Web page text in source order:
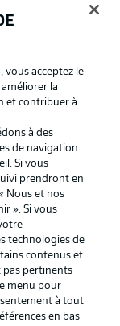
vous acceptez le
la
et contribuer à
à des
de navigation
Si vous
prendront en
Nous et nos
». Si vous
technologies de
contenus et
pas pertinents
menu pour
à tout
en bas